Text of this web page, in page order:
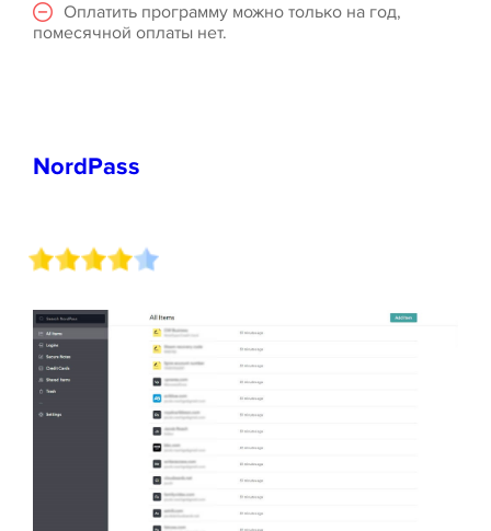
Оплатить программу можно только на год,
помесячной оплаты нет.
NordPass